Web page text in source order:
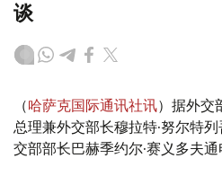
谈
（哈萨克国际通讯社讯）据外交
总理兼外交部长穆拉特·努尔特
交部部长巴赫季约尔·赛义多夫通